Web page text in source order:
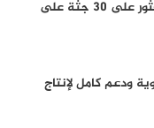
شهود يكشفون تفاصيل العثور على 30 جثة على
ودعم كامل لإنتاج